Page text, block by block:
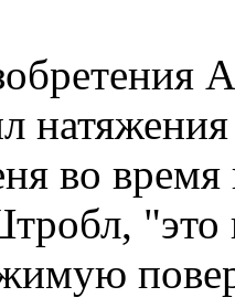
во